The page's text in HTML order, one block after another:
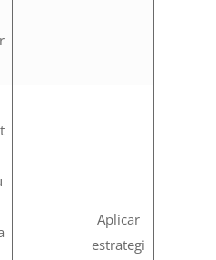
Aplicar
estrategi